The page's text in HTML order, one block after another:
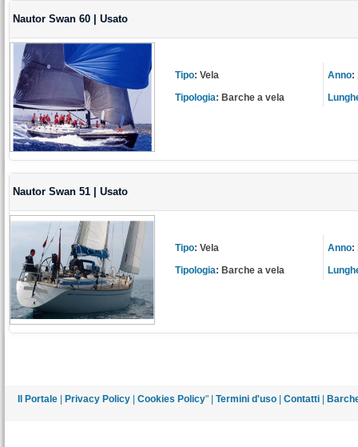
Nautor Swan 60 | Usato
Tipo: Vela
Tipologia: Barche a vela
Anno:
Nautor Swan 51 | Usato
Tipo: Vela
Tipologia: Barche a vela
Anno:
Il Portale| Privacy Policy| Cookies Policy" | Termini d'uso| Contatti|